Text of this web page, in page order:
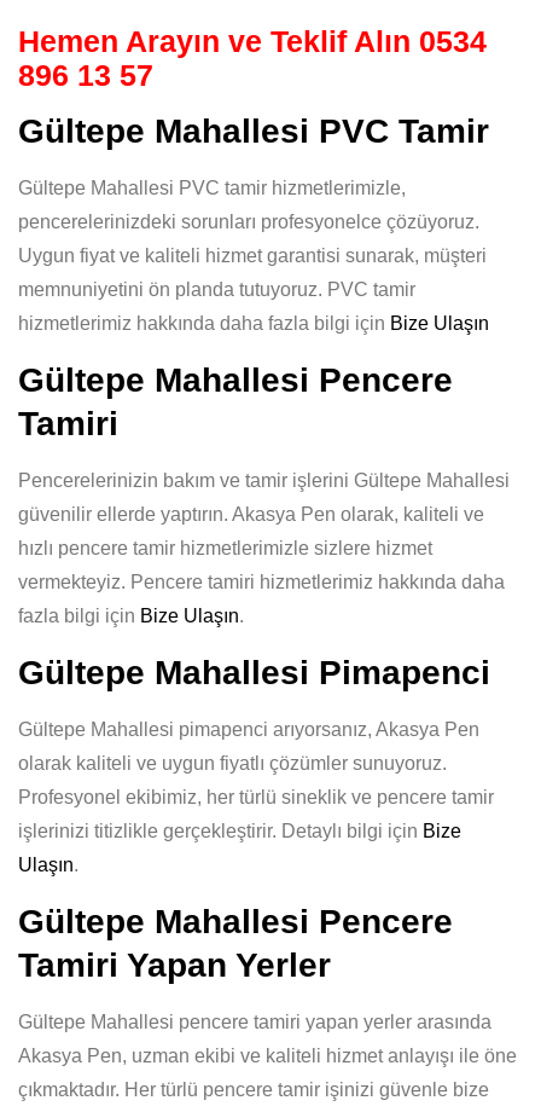
Hemen Arayın ve Teklif Alın 0534
896 13 57
Gültepe Mahallesi PVC Tamir
Gültepe Mahallesi PVC tamir hizmetlerimizle,
pencerelerinizdeki sorunları profesyonelce çözüyoruz.
Uygun fiyat ve kaliteli hizmet garantisi sunarak, müşteri
memnuniyetini ön planda tutuyoruz. PVC tamir
hizmetlerimiz hakkında daha fazla bilgi için Bize Ulaşın
Gültepe Mahallesi Pencere
Tamiri
Pencerelerinizin bakım ve tamir işlerini Gültepe Mahallesi
güvenilir ellerde yaptırın. Akasya Pen olarak, kaliteli ve
hızlı pencere tamir hizmetlerimizle sizlere hizmet
vermekteyiz. Pencere tamiri hizmetlerimiz hakkında daha
fazla bilgi için Bize Ulaşın.
Gültepe Mahallesi Pimapenci
Gültepe Mahallesi pimapenci arıyorsanız, Akasya Pen
olarak kaliteli ve uygun fiyatlı çözümler sunuyoruz.
Profesyonel ekibimiz, her türlü sineklik ve pencere tamir
işlerinizi titizlikle gerçekleştirir. Detaylı bilgi için Bize
Ulaşın.
Gültepe Mahallesi Pencere
Tamiri Yapan Yerler
Gültepe Mahallesi pencere tamiri yapan yerler arasında
Akasya Pen, uzman ekibi ve kaliteli hizmet anlayışı ile öne
çıkmaktadır. Her türlü pencere tamir işinizi güvenle bize